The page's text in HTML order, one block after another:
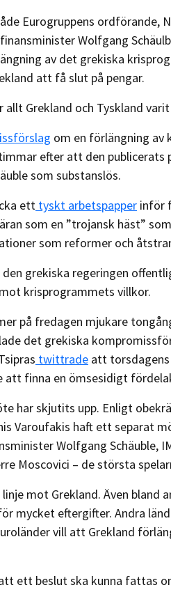
Eurogruppens ordförande,
Wolfgang
av det grekiska
att få slut på pengar.
Grekland och Tyskland
om en förlängning av
efter att den publicerats
som substanslös.
ett tyskt arbetspapper inför
som en ”trojansk häst”
som reformer och
den grekiska regeringen
krisprogrammets villkor.
på fredagen mjukare
det grekiska
twittrade att
att finna en ömsesidigt
har skjutits upp. Enligt
Varoufakis haft ett separat
Wolfgang Schäuble,
Moscovici – de största
mot Grekland. Även bland
mycket eftergifter. Andra
vill att Grekland
ett beslut ska kunna fattas